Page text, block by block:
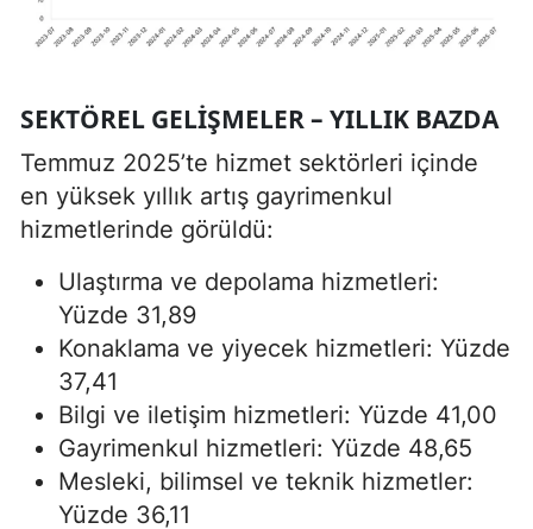
SEKTÖREL GELIŞMELER – YILLIK BAZDA
Temmuz 2025’te hizmet sektörleri içinde
en yüksek yıllık artış gayrimenkul
hizmetlerinde görüldü:
Ulaştırma ve depolama hizmetleri:
Yüzde 31,89
Konaklama ve yiyecek hizmetleri: Yüzde
37,41
Bilgi ve iletişim hizmetleri: Yüzde 41,00
Gayrimenkul hizmetleri: Yüzde 48,65
Mesleki, bilimsel ve teknik hizmetler:
Yüzde 36,11